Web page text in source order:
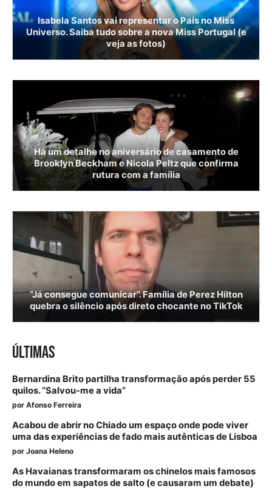
Isabela Santos vai representar o País no Miss
Universo. Saiba tudo sobre a nova Miss Portugal (e
veja as fotos)
Há um detalhe no aniversário de casamento de
Brooklyn Beckham e Nicola Peltz que confirma
rutura com a família
“Já consegue comunicar”. Família de Perez Hilton
quebra o silêncio após direto chocante no TikTok
ÚLTIMAS
Bernardina Brito partilha transformação após perder 55
quilos. “Salvou-me a vida”
por Afonso Ferreira
Acabou de abrir no Chiado um espaço onde pode viver
uma das experiências de fado mais autênticas de Lisboa
por Joana Heleno
As Havaianas transformaram os chinelos mais famosos
do mundo em sapatos de salto (e causaram um debate)